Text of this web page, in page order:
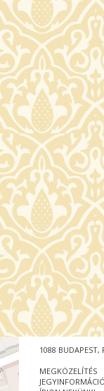
1088 BUDAPEST,
MEGKÖZELÍTÉS
JEGYINFORMÁCIÓ